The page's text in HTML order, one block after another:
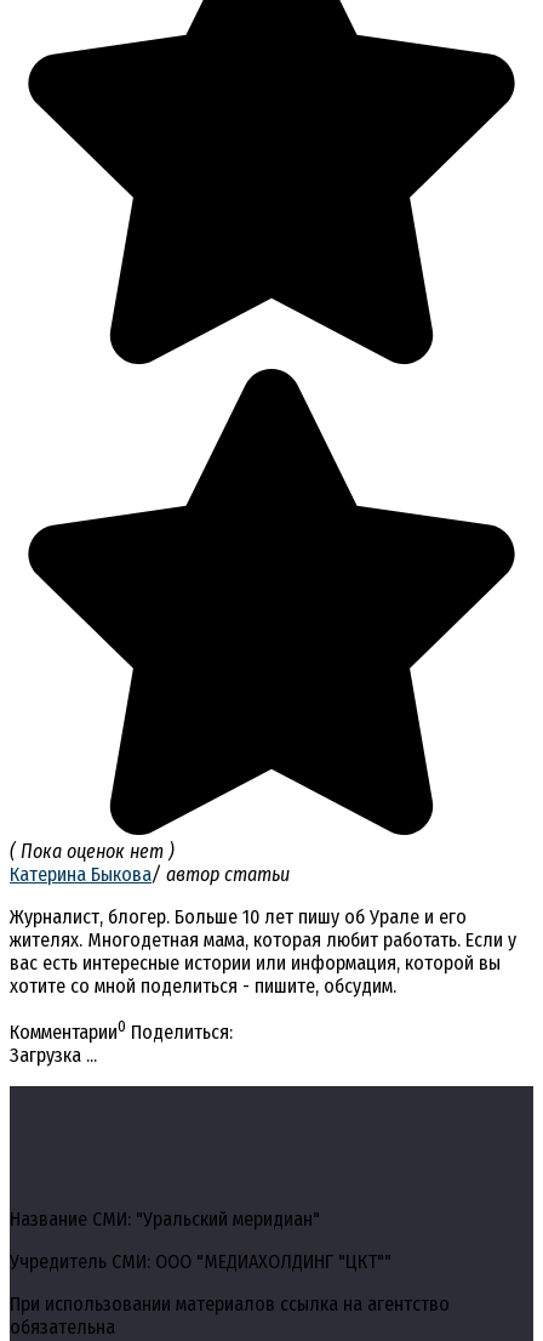
( Пока оценок нет )
Катерина Быкова/ автор статьи
Журналист, блогер. Больше 10 лет пишу об Урале и его
жителях. Многодетная мама, которая любит работать. Если у
вас есть интересные истории или информация, которой вы
хотите со мной поделиться - пишите, обсудим.
Комментарии0 Поделиться:
Загрузка ...
Название СМИ: "Уральский меридиан"
Учредитель СМИ: ООО "МЕДИАХОЛДИНГ "ЦКТ""
При использовании материалов ссылка на агентство
обязательна